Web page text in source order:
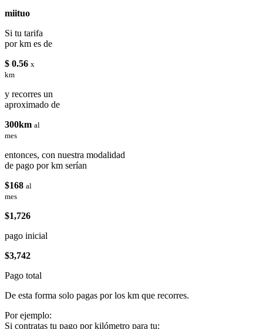
miituo
Si tu tarifa
por km es de
$ 0.56 x
km
y recorres un
aproximado de
300km al
mes
entonces, con nuestra modalidad
de pago por km serían
$168 al
mes
$1,726
pago inicial
$3,742
Pago total
De esta forma solo pagas por los km que recorres.
Por ejemplo:
Si contratas tu pago por kilómetro para tu: